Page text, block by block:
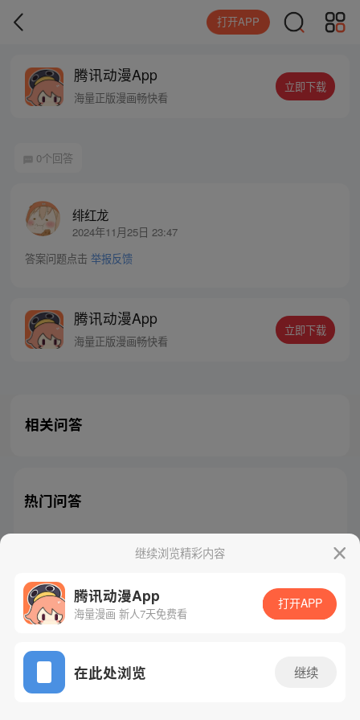
打开APP
腾讯动漫App
海量正版漫画畅快看
立即下载
0个回答
绯红龙
2024年11月25日 23:47
答案问题点击 举报反馈
腾讯动漫App
海量正版漫画畅快看
立即下载
相关问答
热门问答
继续浏览精彩内容
腾讯动漫App
海量漫画 新人7天免费看
打开APP
在此处浏览 继续
腾讯漫画 起点读书 QQ阅读
网站备案/许可证号：粤B2-20090059-5